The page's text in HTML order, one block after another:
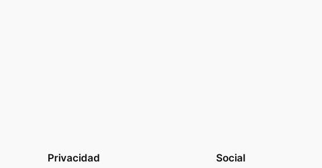
Privacidad Social